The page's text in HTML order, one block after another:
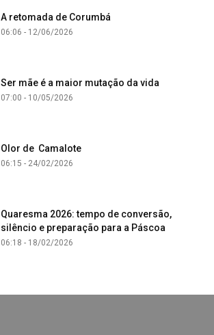
A retomada de Corumbá
06:06 - 12/06/2026
Ser mãe é a maior mutação da vida
07:00 - 10/05/2026
Olor de Camalote
06:15 - 24/02/2026
Quaresma 2026: tempo de conversão,
silêncio e preparação para a Páscoa
06:18 - 18/02/2026